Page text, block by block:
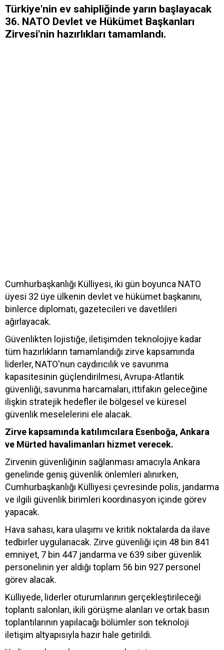
Türkiye'nin ev sahipliğinde yarın başlayacak
36. NATO Devlet ve Hükümet Başkanları
Zirvesi'nin hazırlıkları tamamlandı.
Cumhurbaşkanlığı Külliyesi, iki gün boyunca NATO
üyesi 32 üye ülkenin devlet ve hükümet başkanını,
binlerce diplomatı, gazetecileri ve davetlileri
ağırlayacak.
Güvenlikten lojistiğe, iletişimden teknolojiye kadar
tüm hazırlıkların tamamlandığı zirve kapsamında
liderler, NATO'nun caydırıcılık ve savunma
kapasitesinin güçlendirilmesi, Avrupa-Atlantik
güvenliği, savunma harcamaları, ittifakın geleceğine
ilişkin stratejik hedefler ile bölgesel ve küresel
güvenlik meselelerini ele alacak.
Zirve kapsamında katılımcılara Esenboğa, Ankara
ve Mürted havalimanları hizmet verecek.
Zirvenin güvenliğinin sağlanması amacıyla Ankara
genelinde geniş güvenlik önlemleri alınırken,
Cumhurbaşkanlığı Külliyesi çevresinde polis, jandarma
ve ilgili güvenlik birimleri koordinasyon içinde görev
yapacak.
Hava sahası, kara ulaşımı ve kritik noktalarda da ilave
tedbirler uygulanacak. Zirve güvenliği için 48 bin 841
emniyet, 7 bin 447 jandarma ve 639 siber güvenlik
personelinin yer aldığı toplam 56 bin 927 personel
görev alacak.
Külliyede, liderler oturumlarının gerçekleştirileceği
toplantı salonları, ikili görüşme alanları ve ortak basın
toplantılarının yapılacağı bölümler son teknoloji
iletişim altyapısıyla hazır hale getirildi.